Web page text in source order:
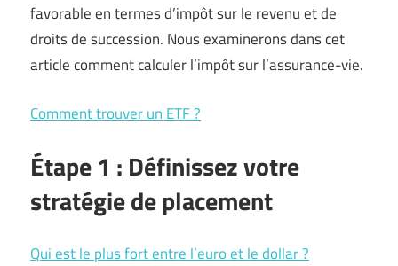
favorable en termes d’impôt sur le revenu et de
droits de succession. Nous examinerons dans cet
article comment calculer l’impôt sur l’assurance-vie.
Comment trouver un ETF ?
Étape 1 : Définissez votre
stratégie de placement
Qui est le plus fort entre l’euro et le dollar ?